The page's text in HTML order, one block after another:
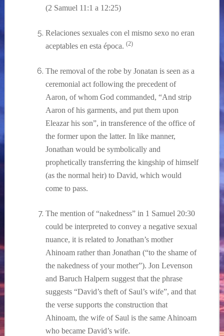
(2 Samuel 11:1 a 12:25)
Relaciones sexuales con el mismo sexo no eran
aceptables en esta época. (2)
The removal of the robe by Jonatan is seen as a
ceremonial act following the precedent of
Aaron, of whom God commanded, “And strip
Aaron of his garments, and put them upon
Eleazar his son”, in transference of the office of
the former upon the latter. In like manner,
Jonathan would be symbolically and
prophetically transferring the kingship of himself
(as the normal heir) to David, which would
come to pass.
The mention of “nakedness” in 1 Samuel 20:30
could be interpreted to convey a negative sexual
nuance, it is related to Jonathan’s mother
Ahinoam rather than Jonathan (“to the shame of
the nakedness of your mother”). Jon Levenson
and Baruch Halpern suggest that the phrase
suggests “David’s theft of Saul’s wife”, and that
the verse supports the construction that
Ahinoam, the wife of Saul is the same Ahinoam
who became David’s wife.